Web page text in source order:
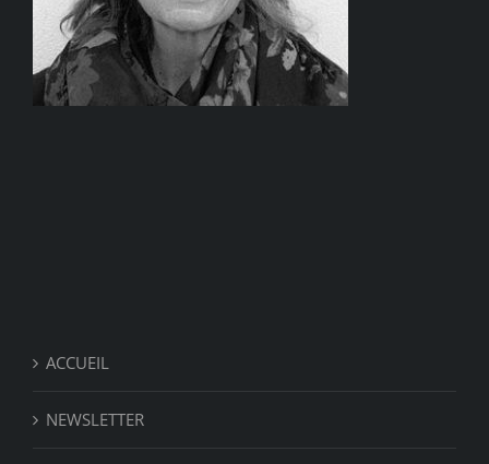
ACCUEIL
NEWSLETTER